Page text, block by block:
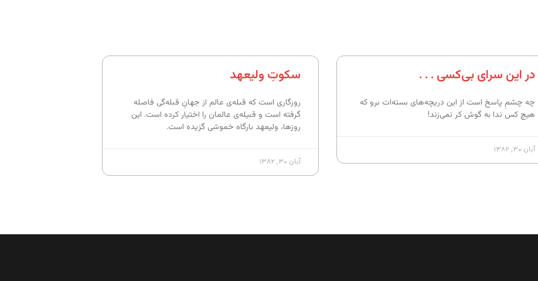
در این سرای بی‌کسی . . .
چه چشمِ پاسخ است از این دریچه‌های بسته‌ات برو که
هیچ کس ندا به گوش کر نمی‌زند!
آبان ۳۰, ۱۳۸۲
سکوتِ ولیعهد
روزگاری است که قبله‌ی عالم از جهانِ قبله‌گی فاصله
گرفته است و قبیله‌ی عالمان را اختیار کرده است. این
روزها، ولیعهد بارگاه خموشی گزیده است.
آبان ۳۰, ۱۳۸۲